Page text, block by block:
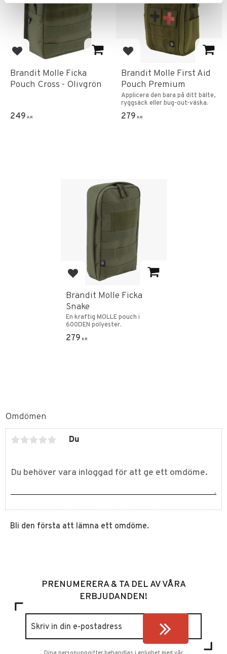
Omdömen
Du
Bli den första att lämna ett omdöme.
Lägg till i favoriter
Brandit Molle Ficka
Pouch Cross - Olivgrön
249 KR
Lägg till i favoriter
Brandit Molle First Aid
Pouch Premium
Applicera den bara på ditt bälte,
ryggsäck eller bug-out-väska.
279 KR
Lägg till i favoriter
Brandit Molle Ficka
Snake
En kraftig MOLLE pouch i
600DEN polyester.
279 KR
PRENUMERERA & TA DEL AV VÅRA
ERBJUDANDEN!